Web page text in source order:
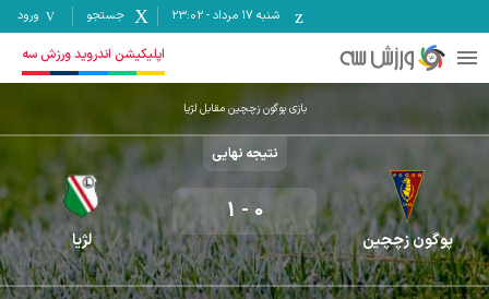
شنبه ۱۷ مرداد -
23:02 جستجو ورود
اپلیکیشن اندروید ورزش سه
بازی پوگون زچچین مقابل لژیا
نتیجه نهایی
پوگون زچچین
0
-
1
لژیا